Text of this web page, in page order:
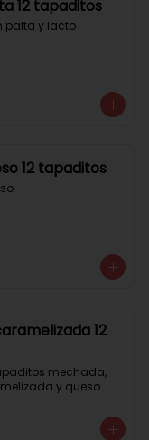
12 tapaditos
palta y lacto
12 tapaditos
12
mechada,
y queso.